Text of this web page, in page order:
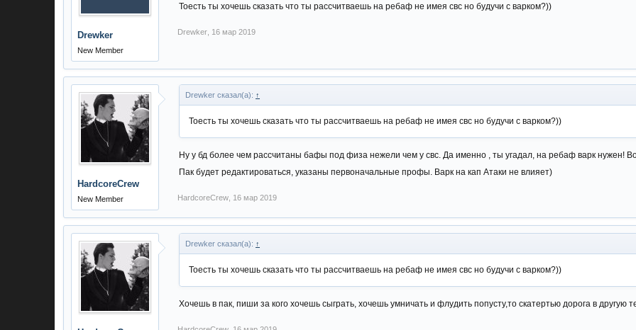
Drewker
New Member
Тоесть ты хочешь сказать что ты рассчитваешь на ребаф не имея свс но будучи с варком?))
Drewker 16 мар 2019
HardcoreCrew
New Member
Drewker сказал(а): ↑
Тоесть ты хочешь сказать что ты рассчитваешь на ребаф не имея свс но будучи с варком?))
Ну у бд более чем рассчитаны бафы под физа нежели чем у свс. Да именно , ты угадал, на ребаф варк нужен!
Пак будет редактироваться, указаны первоначальные профы. Варк на кап Атаки не влияет)
HardcoreCrew 16 мар 2019
Drewker сказал(а): ↑
Тоесть ты хочешь сказать что ты рассчитваешь на ребаф не имея свс но будучи с варком?))
Хочешь в пак, пиши за кого хочешь сыграть, хочешь умничать и флудить попусту,то скатертью дорога в другую